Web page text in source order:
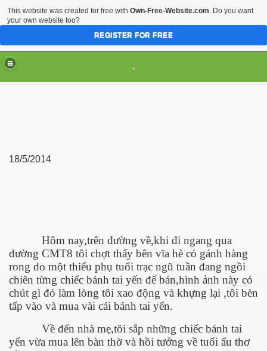
.
18/5/2014
Hôm nay,trên đường về,khi đi ngang qua
đường CMT8 tôi chợt thấy bên vĩa hè có gánh hàng
rong do một thiếu phụ tuổi trạc ngũ tuần đang ngồi
chiên từng chiếc bánh tai yến để bán,hình ảnh này có
chút gì đó làm lòng tôi xao động và khựng lại ,tôi bèn
tấp vào và mua vài cái bánh tai yến.
Về đến nhà mẹ,tôi sắp những chiếc bánh tai
yến vừa mua lên bàn thờ và hồi tưởng về tuổi ấu thơ
This website was created for free with Own-Free-Website.com. Do you want
your own website too?
REGISTER FOR FREE